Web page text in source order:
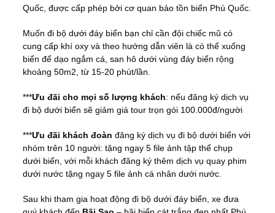
Quốc, được cấp phép bởi cơ quan bảo tồn biển Phú Quốc.
Muốn đi bộ dưới đáy biển bạn chỉ cần đội chiếc mũ có
cung cấp khí oxy và theo hướng dẫn viên là có thể xuống
biển để dạo ngắm cá, san hô dưới vùng đáy biển rộng
khoảng 50m2, từ 15-20 phút/lần.
***Ưu đãi cho mọi số lượng khách: nếu đăng ký dịch vụ
đi bộ dưới biển sẽ giảm giá tour trọn gói 100.000đ/người
***Ưu đãi khách đoàn đăng ký dịch vụ đi bộ dưới biển với
nhóm trên 10 người: tặng ngay 5 file ảnh tập thể chụp
dưới biển, với mỗi khách đăng ký thêm dịch vụ quay phim
dưới nước tặng ngay 5 file ảnh cá nhân dưới nước.
Sau khi tham gia hoạt động đi bộ dưới đáy biển, xe đưa